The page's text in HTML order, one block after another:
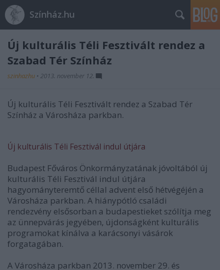
Színház.hu
Új kulturális Téli Fesztivált rendez a
Szabad Tér Színház
szinhazhu • 2013. november 12.
Új kulturális Téli Fesztivált rendez a Szabad Tér
Színház a Városháza parkban.
Új kulturális Téli Fesztivál indul útjára
Budapest Főváros Önkormányzatának jóvoltából új
kulturális Téli Fesztivál indul útjára
hagyományteremtő céllal advent első hétvégéjén a
Városháza parkban. A hiánypótló családi
rendezvény elsősorban a budapestieket szólítja meg
az ünnepvárás jegyében, újdonságként kulturális
programokat kínálva a karácsonyi vásárok
forgatagában.
A Városháza parkban 2013. november 29. és